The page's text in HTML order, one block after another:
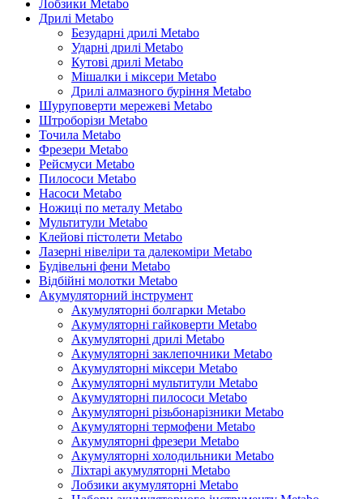
Лобзики Metabo
Дрилі Metabo
Безударні дрилі Metabo
Ударні дрилі Metabo
Кутові дрилі Metabo
Мішалки і міксери Metabo
Дрилі алмазного буріння Metabo
Шуруповерти мережеві Metabo
Штроборізи Metabo
Точила Metabo
Фрезери Metabo
Рейсмуси Metabo
Пилососи Metabo
Насоси Metabo
Ножиці по металу Metabo
Мультитули Metabo
Клейові пістолети Metabo
Лазерні нівеліри та далекоміри Metabo
Будівельні фени Metabo
Відбійні молотки Metabo
Акумуляторний інструмент
Акумуляторні болгарки Metabo
Акумуляторні гайковерти Metabo
Акумуляторні дрилі Metabo
Акумуляторні заклепочники Metabo
Акумуляторні міксери Metabo
Акумуляторні мультитули Metabo
Акумуляторні пилососи Metabo
Акумуляторні різьбонарізники Metabo
Акумуляторні термофени Metabo
Акумуляторні фрезери Metabo
Акумуляторні холодильники Metabo
Ліхтарі акумуляторні Metabo
Лобзики акумуляторні Metabo